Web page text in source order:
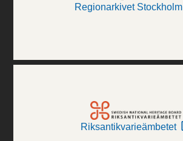
Regionarkivet Stockholm
Riksantikvarieämbetet